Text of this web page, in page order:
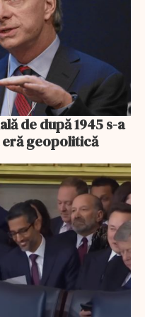
de după 1945 s-a
geopolitică